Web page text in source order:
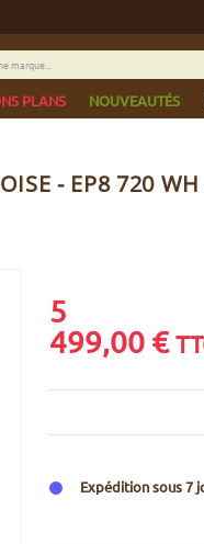
PLANS NOUVEAUTÉS
- EP8 720
5
499,00€
Expédition sous 7